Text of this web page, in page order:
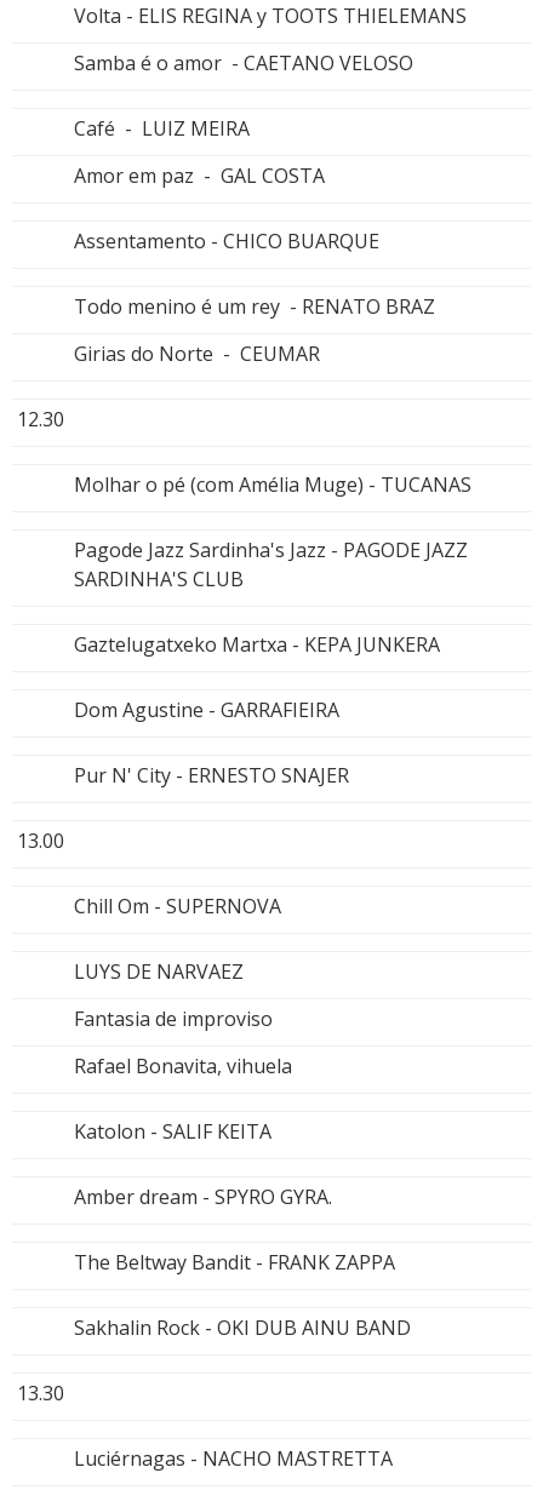
Volta - ELIS REGINA y TOOTS THIELEMANS
Samba é o amor - CAETANO VELOSO
Café - LUIZ MEIRA
Amor em paz - GAL COSTA
Assentamento - CHICO BUARQUE
Todo menino é um rey - RENATO BRAZ
Girias do Norte - CEUMAR
12.30
Molhar o pé (com Amélia Muge) - TUCANAS
Pagode Jazz Sardinha's Jazz - PAGODE JAZZ
SARDINHA'S CLUB
Gaztelugatxeko Martxa - KEPA JUNKERA
Dom Agustine - GARRAFIEIRA
Pur N' City - ERNESTO SNAJER
13.00
Chill Om - SUPERNOVA
LUYS DE NARVAEZ
Fantasia de improviso
Rafael Bonavita, vihuela
Katolon - SALIF KEITA
Amber dream - SPYRO GYRA.
The Beltway Bandit - FRANK ZAPPA
Sakhalin Rock - OKI DUB AINU BAND
13.30
Luciérnagas - NACHO MASTRETTA